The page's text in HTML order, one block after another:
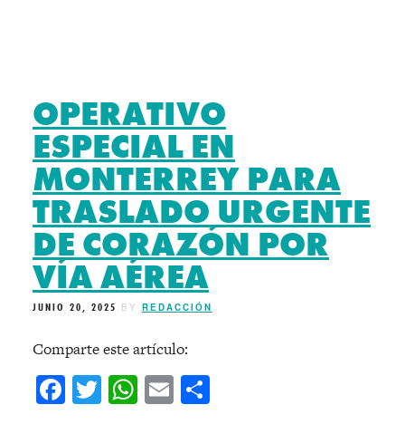
OPERATIVO
ESPECIAL EN
MONTERREY PARA
TRASLADO URGENTE
DE CORAZÓN POR
VÍA AÉREA
JUNIO 20, 2025 BY REDACCIÓN
Comparte este artículo:
Facebook
Twitter
WhatsApp
Email